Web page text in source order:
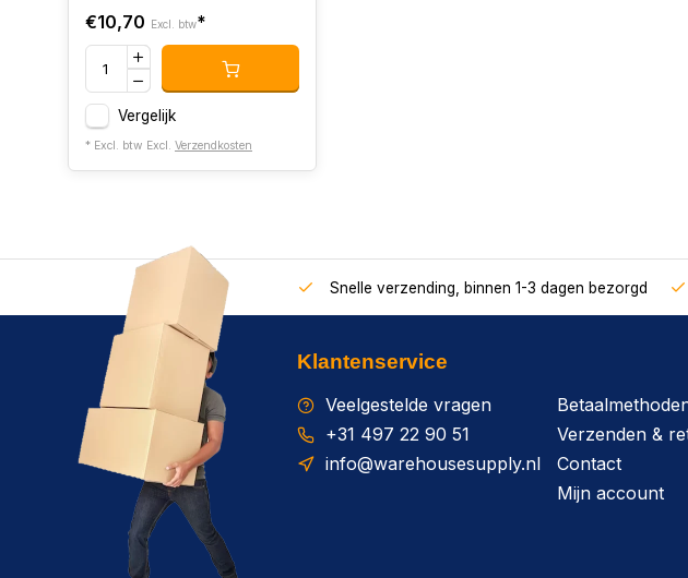
€10,70 Excl. btw*
Vergelijk
* Excl. btw Excl. Verzendkosten
Snelle verzending, binnen 1-3 dagen bezorgd
Klantenservice
Veelgestelde vragen
+31 497 22 90 51
info@warehousesupply.nl
Verzenden &
Contact
Mijn account